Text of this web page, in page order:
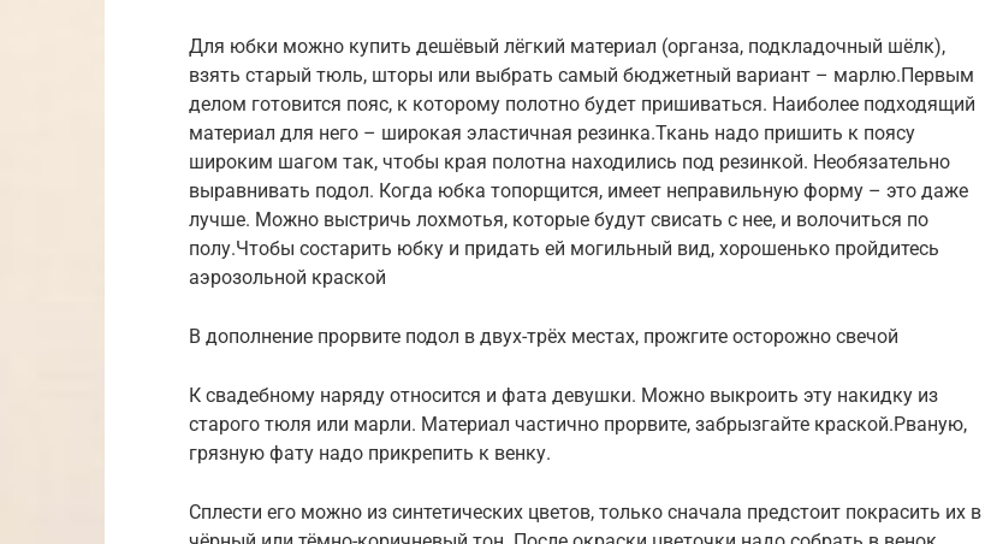
Для юбки можно купить дешёвый лёгкий материал (органза, подкладочный шёлк),
взять старый тюль, шторы или выбрать самый бюджетный вариант – марлю.Первым
делом готовится пояс, к которому полотно будет пришиваться. Наиболее подходящий
материал для него – широкая эластичная резинка.Ткань надо пришить к поясу
широким шагом так, чтобы края полотна находились под резинкой. Необязательно
выравнивать подол. Когда юбка топорщится, имеет неправильную форму – это даже
лучше. Можно выстричь лохмотья, которые будут свисать с нее, и волочиться по
полу.Чтобы состарить юбку и придать ей могильный вид, хорошенько пройдитесь
аэрозольной краской
В дополнение прорвите подол в двух-трёх местах, прожгите осторожно свечой
К свадебному наряду относится и фата девушки. Можно выкроить эту накидку из
старого тюля или марли. Материал частично прорвите, забрызгайте краской.Рваную,
грязную фату надо прикрепить к венку.
Сплести его можно из синтетических цветов, только сначала предстоит покрасить их в